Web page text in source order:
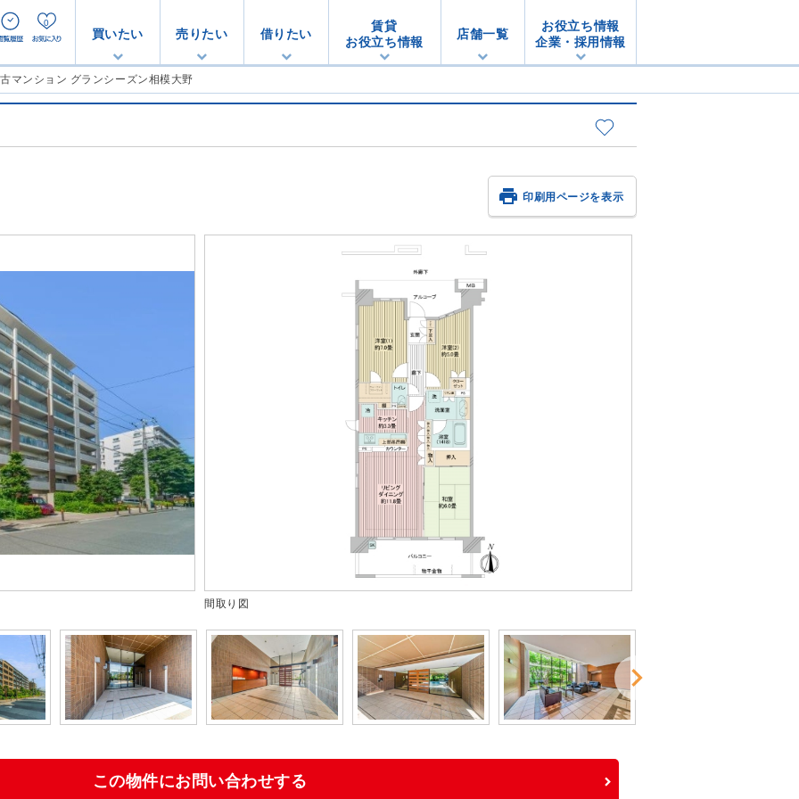
買いたい 売りたい 借りたい
賃貸
お役立ち情報
店舗一覧
お役立ち情報
企業・採用情報
0
マンション グランシーズン相模大野
 印刷用ページを表示
間取り図
この物件にお問い合わせする